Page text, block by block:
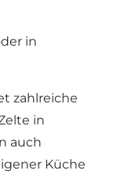
in
zahlreiche
in
auch
Küche